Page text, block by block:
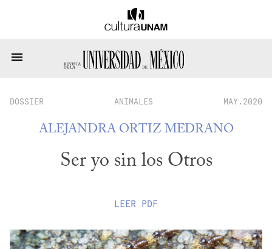
DOSSIER ANIMALES MAY.2020
ALEJANDRA ORTIZ MEDRANO
Ser yo sin los Otros
LEER PDF